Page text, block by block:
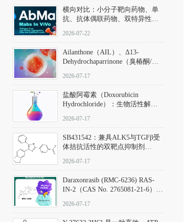
发光特性赋予优异的组织穿透能
力，大幅增强成像信噪比，从而
实现活体动物模型中极低给药剂
量下的高灵敏度、非侵入式生物
横向对比：小分子靶向药物、单
抗、抗体偶联药物、双特异性抗
及应用瓶颈
2026-07-22
Ailanthone（AIL）、Δ13-
Dehydrochaparrinone（臭椿酮/臭
DKM货号 D806885
2026-07-17
盐酸阿霉素（Doxorubicin
Hydrochloride）：生物活性解
范
2026-07-17
SB431542：兼具ALK5与TGFβ受
体拮抗活性的双靶点抑制剂
D801067）
2026-07-17
Daraxonrasib (RMC-6236) RAS-
IN-2（CAS No. 2765081-21-6）：
向KRAS/NRAS/HRAS的广谱RAS
2026-07-17